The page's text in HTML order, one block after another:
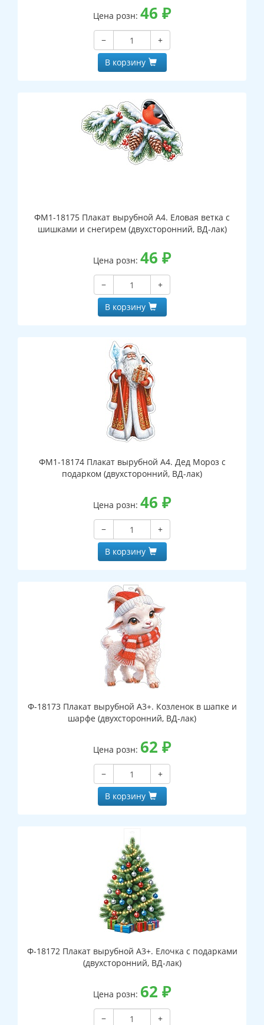
Цена розн: 46 ₽
−
+
В корзину
ФМ1-18175 Плакат вырубной А4. Еловая ветка с
шишками и снегирем (двухсторонний, ВД-лак)
Цена розн: 46 ₽
−
+
В корзину
ФМ1-18174 Плакат вырубной А4. Дед Мороз с
подарком (двухсторонний, ВД-лак)
Цена розн: 46 ₽
−
+
В корзину
Ф-18173 Плакат вырубной А3+. Козленок в шапке и
шарфе (двухсторонний, ВД-лак)
Цена розн: 62 ₽
−
+
В корзину
Ф-18172 Плакат вырубной А3+. Елочка с подарками
(двухсторонний, ВД-лак)
Цена розн: 62 ₽
−
+